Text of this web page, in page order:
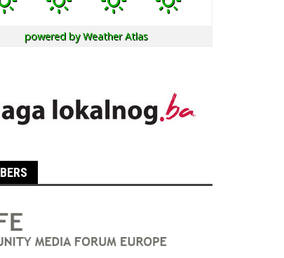
powered byWeather Atlas